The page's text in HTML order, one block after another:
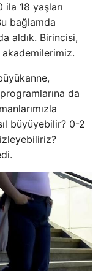
ila 18 yaşları
bağlamda
aldık. Birincisi,
da
büyüyebilir? 0-2
izleyebiliriz?